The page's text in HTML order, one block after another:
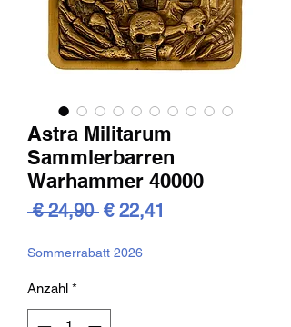
Astra Militarum
Sammlerbarren
Warhammer 40000
€ 24,90 Standardpreis
€ 22,41
Sommerrabatt 2026
Anzahl *